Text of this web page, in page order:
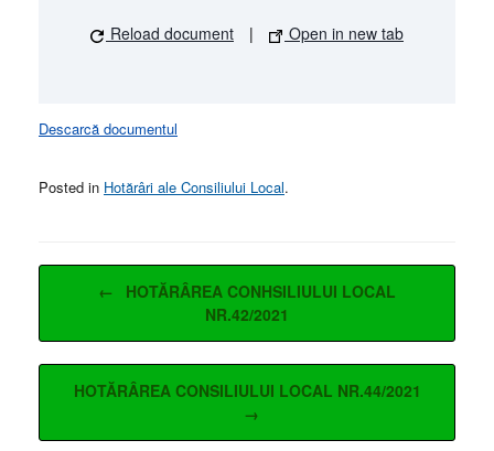
Reload document | Open in new tab
Descarcă documentul
Posted in Hotărâri ale Consiliului Local.
Post navigation
←
HOTĂRÂREA CONHSILIULUI LOCAL
NR.42/2021
HOTĂRÂREA CONSILIULUI LOCAL NR.44/2021
→